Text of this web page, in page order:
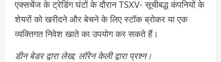
एक्सचेंज के ट्रेडिंग घंटों के दौरान TSXV- सूचीबद्ध कंपनियों के
शेयरों को खरीदने और बेचने के लिए स्टॉक ब्रोकर या एक
व्यक्तिगत निवेश खाते का उपयोग कर सकते हैं।
डीन बेडर द्वारा लेख; लॉरेन केली द्वारा प्रश्न।